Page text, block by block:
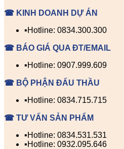
☎ KINH DOANH DỰ ÁN
▪️Hotline: 0834.300.300
☎ BÁO GIÁ QUA ĐT/EMAIL
▪️Hotline: 0907.999.609
☎ BỘ PHẬN ĐẤU THẦU
▪️Hotline: 0834.715.715
☎ TƯ VẤN SẢN PHẨM
▪️Hotline: 0834.531.531
▪️Hotline: 0932.095.646